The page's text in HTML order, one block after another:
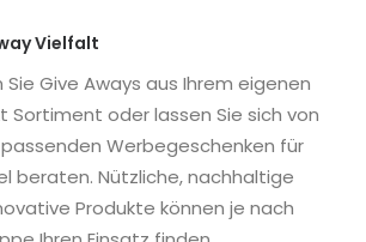
Vielfalt
Sie Give Aways aus Ihrem eigenen
Sortiment oder lassen Sie sich von
Werbegeschenken für
beraten. Nützliche, nachhaltige
Produkte können je nach